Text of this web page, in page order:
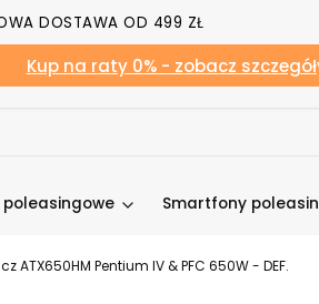
DOSTAWA OD 499 ZŁ
Kup na raty 0% - zobacz
Smartfony
ATX650HM Pentium IV & PFC 650W - DEF.